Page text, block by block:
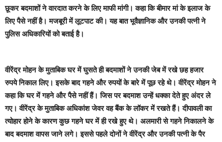
छूकर बदमाशों ने वारदात करने के लिए माफी मांगी। कहा कि बीमार मां के इलाज के
लिए पैसे नहीं है। मजबूरी में लूटपाट की। यह बात भूवैज्ञानिक और उनकी पत्नी ने
पुलिस अधिकारियों को बताई है।
वीरेंद्र मोहन के मुताबिक घर में घुसते ही बदमाशों ने उनकी जेब में रखे छह हजार
रुपये निकाल लिए। इसके बाद गहने और रुपयों के बारे में पूछ रहे थे। वीरेंद्र मोहन ने
कहा कि घर में गहने और पैसे नहीं हैं। जिस पर बदमाश उन्हें धक्का देते हुए अंदर ले
गए। वीरेंद्र के मुताबिक अधिकांश जेवर वह बैंक के लॉकर में रखते हैं। दीपावली का
त्योहार होने के कारण कुछ गहने घर में ही रखे हुए थे। अलमारी से गहने निकालने के
बाद बदमाश वापस जाने लगे। इससे पहले दोनों ने वीरेंद्र और उनकी पत्नी के पैर